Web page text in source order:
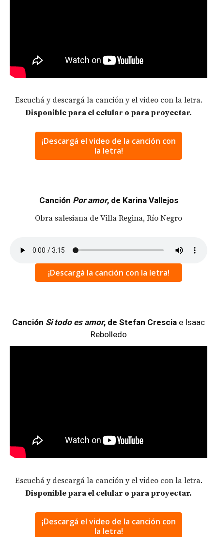
Escuchá y descargá la canción y el video con la letra.
Disponible para el celular o para proyectar.
¡Descargá el video de la canción con
la letra!
Canción Por amor, de Karina Vallejos
Obra salesiana de Villa Regina, Río Negro
¡Descargá la canción con la letra!
Canción Si todo es amor, de Stefan Crescia e Isaac
Rebolledo
Escuchá y descargá la canción y el video con la letra.
Disponible para el celular o para proyectar.
¡Descargá el video de la canción con
la letra!